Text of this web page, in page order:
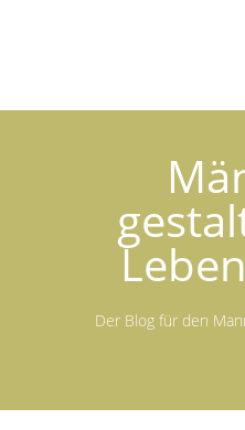
Der Blog für den